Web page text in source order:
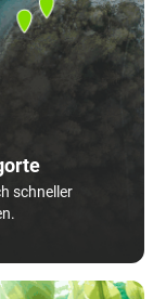
schneller